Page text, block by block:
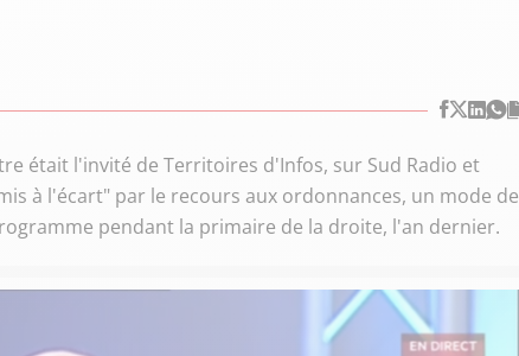
était l'invité de Territoires d'Infos, sur Sud Radio et
à l'écart" par le recours aux ordonnances, un mode de
pendant la primaire de la droite, l'an dernier.